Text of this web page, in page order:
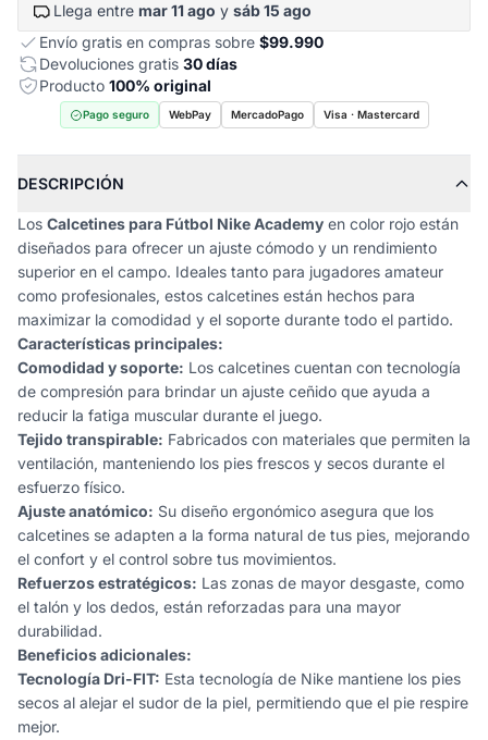
Llega entre mar 11 ago y sáb 15 ago
Envío gratis en compras sobre $99.990
Devoluciones gratis 30 días
Producto 100% original
Pago seguro WebPay MercadoPago Visa · Mastercard
DESCRIPCIÓN
Los Calcetines para Fútbol Nike Academy en color rojo están
diseñados para ofrecer un ajuste cómodo y un rendimiento
superior en el campo. Ideales tanto para jugadores amateur
como profesionales, estos calcetines están hechos para
maximizar la comodidad y el soporte durante todo el partido.
Características principales:
Comodidad y soporte: Los calcetines cuentan con tecnología
de compresión para brindar un ajuste ceñido que ayuda a
reducir la fatiga muscular durante el juego.
Tejido transpirable: Fabricados con materiales que permiten la
ventilación, manteniendo los pies frescos y secos durante el
esfuerzo físico.
Ajuste anatómico: Su diseño ergonómico asegura que los
calcetines se adapten a la forma natural de tus pies, mejorando
el confort y el control sobre tus movimientos.
Refuerzos estratégicos: Las zonas de mayor desgaste, como
el talón y los dedos, están reforzadas para una mayor
durabilidad.
Beneficios adicionales:
Tecnología Dri-FIT: Esta tecnología de Nike mantiene los pies
secos al alejar el sudor de la piel, permitiendo que el pie respire
mejor.